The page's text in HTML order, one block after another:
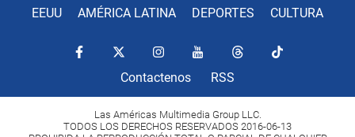
EEUU AMÉRICA LATINA DEPORTES CULTURA
Contactenos RSS
Las Américas Multimedia Group LLC.
TODOS LOS DERECHOS RESERVADOS 2016-06-13